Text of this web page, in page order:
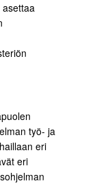
asettaa
työ- ja
eri
eri